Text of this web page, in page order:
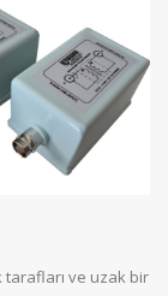
ve uzak bir